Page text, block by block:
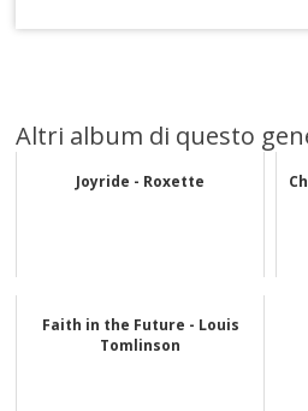
Altri album di questo
Joyride - Roxette
Faith in the Future - Louis
Tomlinson